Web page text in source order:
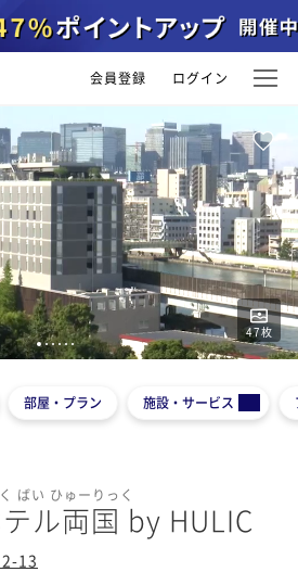
会員登録 ログイン
47枚
123456
部屋・プラン 施設・サービス
ばい ひゅーりっく
ル両国 by HULIC
13